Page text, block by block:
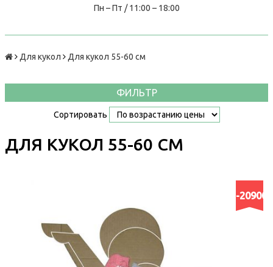
Пн – Пт / 11:00 – 18:00
Для кукол Для кукол 55-60 см
ФИЛЬТР
Сортировать
ДЛЯ КУКОЛ 55-60 СМ
-